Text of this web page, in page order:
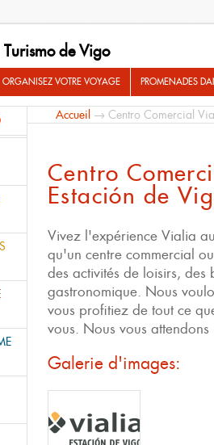
Turismo de Vigo
ORGANISEZ VOTRE VOYAGE PROMENADES
Accueil → Centro Comercial
Centro
Estación de
Vivez l'expérience Vialia
qu'un centre commercial
des activités de loisirs,
gastronomique. Nous
vous profitiez de tout ce
vous. Nous vous
Galerie d'images: